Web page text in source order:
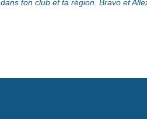
dans ton club et ta région. Bravo et